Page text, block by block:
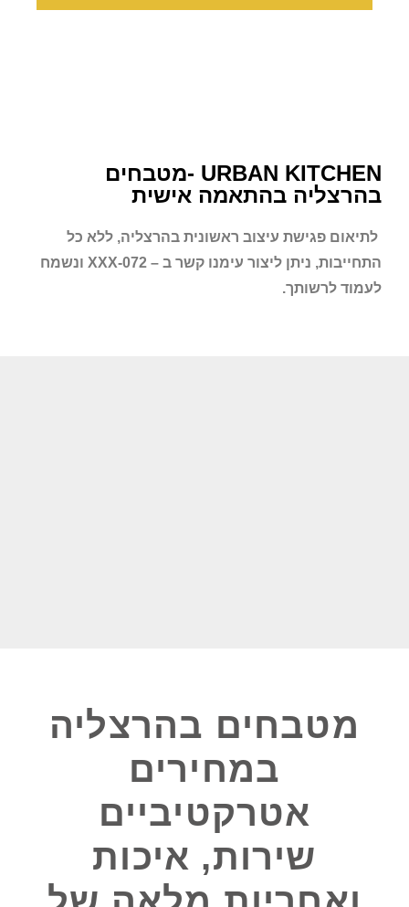
URBAN KITCHEN -מטבחים
בהרצליה בהתאמה אישית
לתיאום פגישת עיצוב ראשונית בהרצליה, ללא כל
התחייבות, ניתן ליצור עימנו קשר ב – 072-XXX ונשמח
לעמוד לרשותך.
מטבחים בהרצליה
במחירים
אטרקטיביים
שירות, איכות